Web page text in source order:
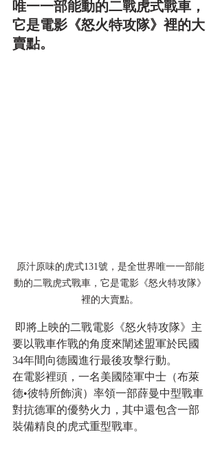
唯一一部能動的二戰虎式戰車，
它是電影《怒火特攻隊》裡的大
賣點。
原汁原味的虎式131號，是全世界唯一一部能
動的二戰虎式戰車，它是電影《怒火特攻隊》
裡的大賣點。
要以戰車作戰的角度來闡述盟軍於民國
34年間向德國進行最後攻擊行動。
在電影裡頭，一名美國陸軍中士（布萊
德•彼特所飾演）率領一部薛曼中型戰車
對抗德軍的優勢火力，其中還包含一部
裝備精良的虎式重型戰車。